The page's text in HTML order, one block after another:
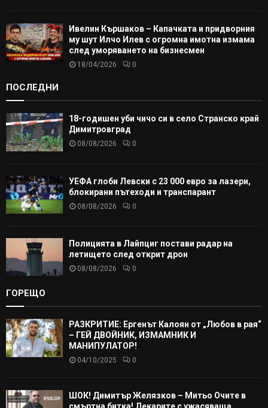
Ивелин Кършаков – Капачката и придворния
му шут Илчо Илев с огромна имотна измама
след уморяването на бизнесмен
18/04/2026 0
ПОСЛЕДНИ
18-годишен уби чичо си в село Странско край
Димитровград
08/08/2026 0
УЕФА глоби Левски с 23 000 евро за лазери,
блокирани пътеходи и транспарант
08/08/2026 0
Полицията в Лайпциг постави радар на
летището след открит дрон
08/08/2026 0
ГОРЕЩО
РАЗКРИТИЕ: Ергенът Калоян от „Любов в рая“
– ГЕЙ ДВОЙНИК, ИЗМАМНИК И
МАНИПУЛАТОР!
04/10/2025 0
ШОК! Димитър Желязков – Митьо Очите в